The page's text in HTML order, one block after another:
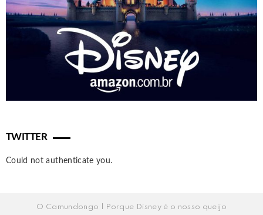
TWITTER
Could not authenticate you.
O Camundongo | Porque Disney é o nosso queijo